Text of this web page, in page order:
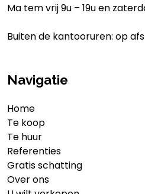
Ma tem vrij 9u – 19u en
Buiten de kantooruren: op
Navigatie
Home
Te koop
Te huur
Referenties
Gratis schatting
Over ons